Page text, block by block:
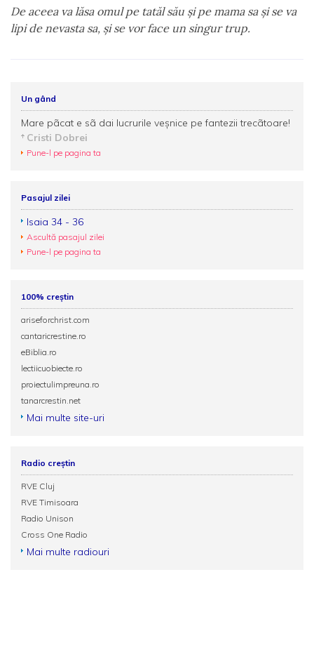
De aceea va lăsa omul pe tatăl său şi pe mama sa şi se va
lipi de nevasta sa, şi se vor face un singur trup.
Un gând
Mare pãcat e sã dai lucrurile veşnice pe fantezii trecãtoare!
Cristi Dobrei
Pune-l pe pagina ta
Pasajul zilei
Isaia 34 - 36
Ascultă pasajul zilei
Pune-l pe pagina ta
100% creștin
ariseforchrist.com
cantaricrestine.ro
eBiblia.ro
lectiicuobiecte.ro
proiectulimpreuna.ro
tanarcrestin.net
Mai multe site-uri
Radio creștin
RVE Cluj
RVE Timisoara
Radio Unison
Cross One Radio
Mai multe radiouri